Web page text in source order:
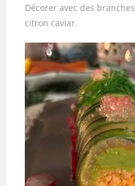
Décorer avec des
citron caviar.